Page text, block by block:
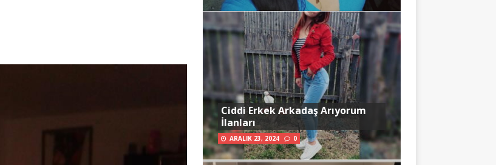
Ciddi Erkek Arkadaş Arıyorum
İlanları
ARALIK 23, 2024 0